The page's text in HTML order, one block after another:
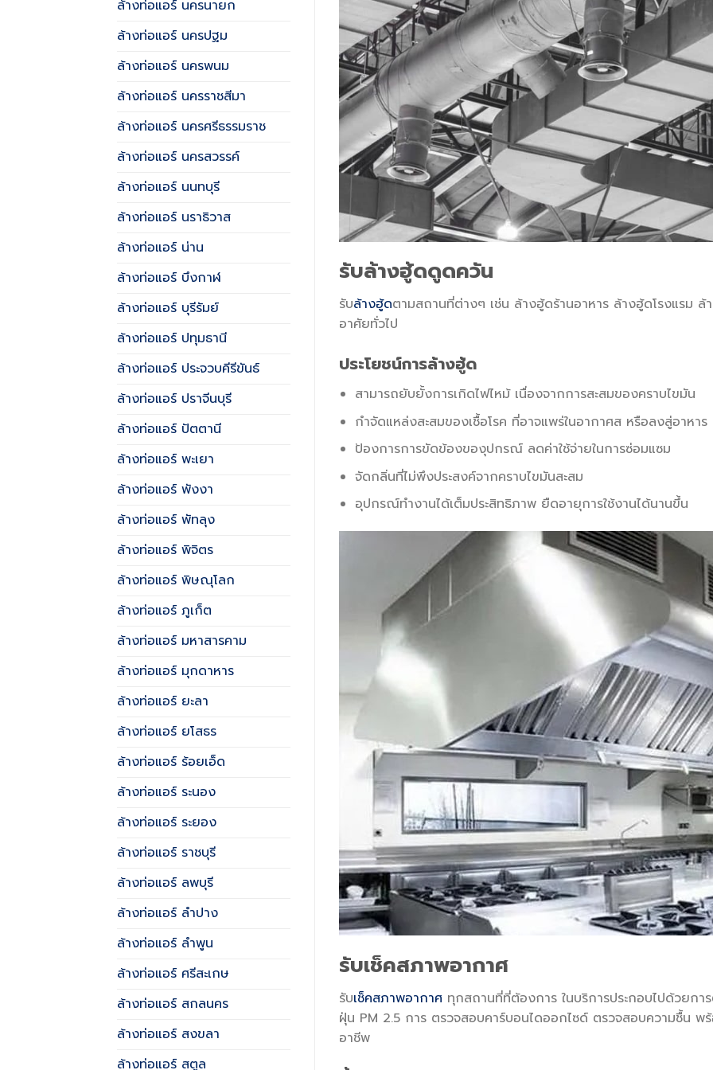
ล้างท่อแอร์ นครนายก
ล้างท่อแอร์ นครปฐม
ล้างท่อแอร์ นครพนม
ล้างท่อแอร์ นครราชสีมา
ล้างท่อแอร์ นครศรีธรรมราช
ล้างท่อแอร์ นครสวรรค์
ล้างท่อแอร์ นนทบุรี
ล้างท่อแอร์ นราธิวาส
ล้างท่อแอร์ น่าน
ล้างท่อแอร์ บึงกาฬ
ล้างท่อแอร์ บุรีรัมย์
ล้างท่อแอร์ ปทุมธานี
ล้างท่อแอร์ ประจวบคีรีขันธ์
ล้างท่อแอร์ ปราจีนบุรี
ล้างท่อแอร์ ปัตตานี
ล้างท่อแอร์ พะเยา
ล้างท่อแอร์ พังงา
ล้างท่อแอร์ พัทลุง
ล้างท่อแอร์ พิจิตร
ล้างท่อแอร์ พิษณุโลก
ล้างท่อแอร์ ภูเก็ต
ล้างท่อแอร์ มหาสารคาม
ล้างท่อแอร์ มุกดาหาร
ล้างท่อแอร์ ยะลา
ล้างท่อแอร์ ยโสธร
ล้างท่อแอร์ ร้อยเอ็ด
ล้างท่อแอร์ ระนอง
ล้างท่อแอร์ ระยอง
ล้างท่อแอร์ ราชบุรี
ล้างท่อแอร์ ลพบุรี
ล้างท่อแอร์ ลำปาง
ล้างท่อแอร์ ลำพูน
ล้างท่อแอร์ ศรีสะเกษ
ล้างท่อแอร์ สกลนคร
ล้างท่อแอร์ สงขลา
ล้างท่อแอร์ สตูล
รับล้างฮู้ดดูดควัน
รับล้างฮู้ดตามสถานที่ต่างๆ เช่น ล้างฮู้ดร้านอาหาร ล้างฮู้ดโรงแรม
อาศัยทั่วไป
ประโยชน์การล้างฮู้ด
สามารถยับยั้งการเกิดไฟไหม้ เนื่องจากการสะสมของคราบไขมัน
กำจัดแหล่งสะสมของเชื้อโรค ที่อาจแพร่ในอากาศส หรือลงสู่อาหาร
ป้องการการขัดข้องของุปกรณ์ ลดค่าใช้จ่ายในการซ่อมแซม
จัดกลิ่นที่ไม่พึงประสงค์จากคราบไขมันสะสม
อุปกรณ์ทำงานได้เต็มประสิทธิภาพ ยืดอายุการใช้งานได้นานขึ้น
รับเช็คสภาพอากาศ
รับเช็คสภาพอากาศทุกสถานที่ที่ต้องการ ในบริการประกอบไปด้วยก
ฝุ่น PM 2.5 การ ตรวจสอบคาร์บอนไดออกไซด์ ตรวจสอบความชื้น
อาชีพ